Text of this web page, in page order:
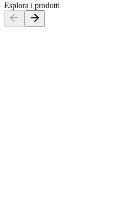
Esplora i prodotti